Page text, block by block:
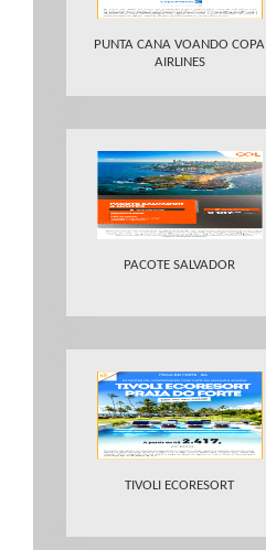
PUNTA CANA VOANDO COPA
AIRLINES
PACOTE SALVADOR
TIVOLI ECORESORT